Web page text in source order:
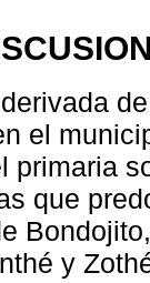
el
primaria
que
y